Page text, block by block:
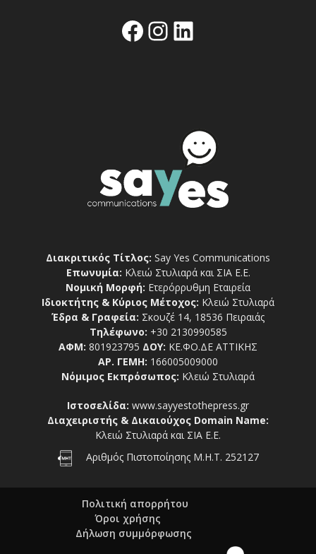
Facebook
Instagram
Linkedin
Διακριτικός Τίτλος: Say Yes Communications
Επωνυμία: Κλειώ Στυλιαρά και ΣΙΑ Ε.Ε.
Νομική Μορφή: Ετερόρρυθμη Εταιρεία
Ιδιοκτήτης & Κύριος Μέτοχος: Κλειώ Στυλιαρά
Έδρα & Γραφεία: Σκουζέ 14, 18536 Πειραιάς
Τηλέφωνο: +30 2130990585
ΑΦΜ: 801923795 ΔΟΥ: ΚΕ.ΦΟ.ΔΕ ΑΤΤΙΚΗΣ
ΑΡ. ΓΕΜΗ: 166005009000
Νόμιμος Εκπρόσωπος: Κλειώ Στυλιαρά
Ιστοσελίδα: www.sayyestothepress.gr
Διαχειριστής & Δικαιούχος Domain Name:
Κλειώ Στυλιαρά και ΣΙΑ Ε.Ε.
Αριθμός Πιστοποίησης Μ.Η.Τ. 252127
Πολιτική απορρήτου
Όροι χρήσης
Δήλωση συμμόρφωσης